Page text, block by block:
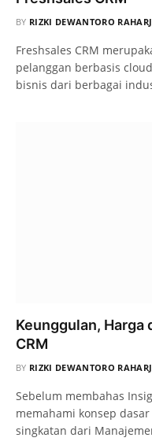
BY RIZKI DEWANTORO
Freshsales CRM
pelanggan berbasis
bisnis dari berbagai
Keunggulan, Harga
CRM
BY RIZKI DEWANTORO
Sebelum membahas
memahami konsep
singkatan dari